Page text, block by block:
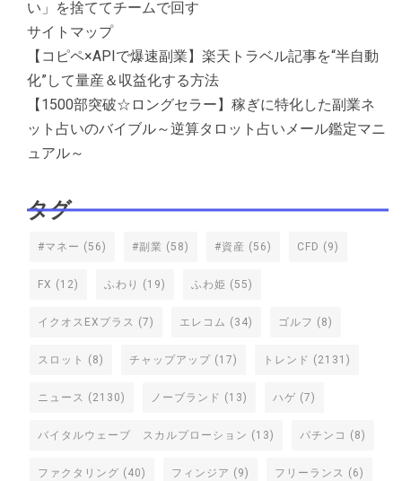
い」を捨ててチームで回す
サイトマップ
【コピペ×APIで爆速副業】楽天トラベル記事を“半自動
化”して量産＆収益化する方法
【1500部突破☆ロングセラー】稼ぎに特化した副業ネ
ット占いのバイブル～逆算タロット占いメール鑑定マニ
ュアル～
タグ
#マネー (56) #副業 (58) #資産 (56) CFD (9)
FX (12) ふわり (19) ふわ姫 (55)
イクオスEXプラス (7) エレコム (34) ゴルフ (8)
スロット (8) チャップアップ (17) トレンド (2131)
ニュース (2130) ノーブランド (13) ハゲ (7)
バイタルウェーブ スカルプローション (13) パチンコ (8)
ファクタリング (40) フィンジア (9) フリーランス (6)